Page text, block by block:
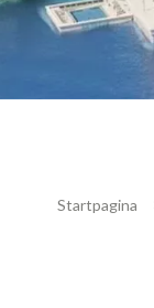
Startpagina